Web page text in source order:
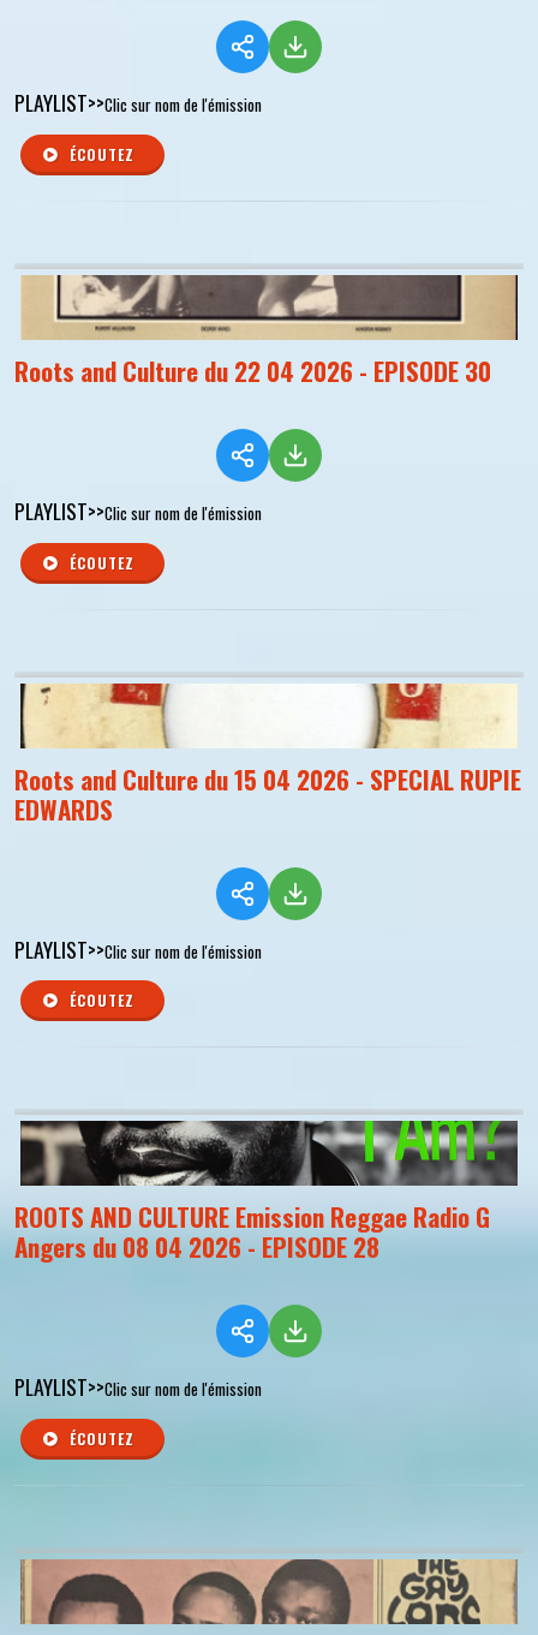
PLAYLIST>>Clic sur nom de l'émission
ÉCOUTEZ
Roots and Culture du 22 04 2026 - EPISODE 30
PLAYLIST>>Clic sur nom de l'émission
ÉCOUTEZ
Roots and Culture du 15 04 2026 - SPECIAL RUPIE
EDWARDS
PLAYLIST>>Clic sur nom de l'émission
ÉCOUTEZ
ROOTS AND CULTURE Emission Reggae Radio G
Angers du 08 04 2026 - EPISODE 28
PLAYLIST>>Clic sur nom de l'émission
ÉCOUTEZ